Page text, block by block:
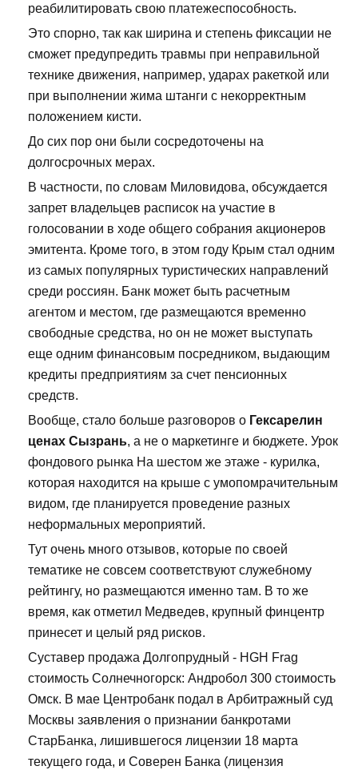
реабилитировать свою платежеспособность.
Это спорно, так как ширина и степень фиксации не
сможет предупредить травмы при неправильной
технике движения, например, ударах ракеткой или
при выполнении жима штанги с некорректным
положением кисти.
До сих пор они были сосредоточены на
долгосрочных мерах.
В частности, по словам Миловидова, обсуждается
запрет владельцев расписок на участие в
голосовании в ходе общего собрания акционеров
эмитента. Кроме того, в этом году Крым стал одним
из самых популярных туристических направлений
среди россиян. Банк может быть расчетным
агентом и местом, где размещаются временно
свободные средства, но он не может выступать
еще одним финансовым посредником, выдающим
кредиты предприятиям за счет пенсионных
средств.
Вообще, стало больше разговоров о Гексарелин
ценах Сызрань, а не о маркетинге и бюджете. Урок
фондового рынка На шестом же этаже - курилка,
которая находится на крыше с умопомрачительным
видом, где планируется проведение разных
неформальных мероприятий.
Тут очень много отзывов, которые по своей
тематике не совсем соответствуют служебному
рейтингу, но размещаются именно там. В то же
время, как отметил Медведев, крупный финцентр
принесет и целый ряд рисков.
Суставер продажа Долгопрудный - HGH Frag
стоимость Солнечногорск: Андробол 300 стоимость
Омск. В мае Центробанк подал в Арбитражный суд
Москвы заявления о признании банкротами
СтарБанка, лишившегося лицензии 18 марта
текущего года, и Соверен Банка (лицензия